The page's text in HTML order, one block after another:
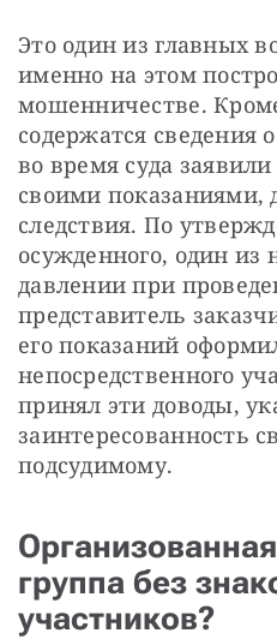
Это один из главных
именно на этом
мошенничестве.
содержатся сведения
во время суда заявили
своими показаниями,
следствия. По
осужденного, один из
давлении при
представитель
его показаний
непосредственного
принял эти доводы,
заинтересованность
подсудимому.
группа без
участников?